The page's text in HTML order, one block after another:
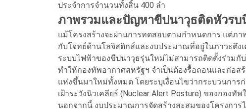
ประจำการจำนวนทั้งสิ้น 400 ลำ
ภาพรวมและปัญหาขีปนาวุธติดหัวรบ
แม้โครงสร้างจะผ่านการทดสอบตามกำหนดการ แต่ภา
กับโจทย์ด้านโลจิสติกส์และงบประมาณที่อยู่ในภาวะตึง
ระบบไฟฟ้าของขีปนาวุธรุ่นใหม่ไม่สามารถติดตั้งร่วมกั
ทำให้กองทัพอากาศสหรัฐฯ จำเป็นต้องรื้อถอนและก่อส
แห่งขึ้นมาใหม่ทั้งหมด โดยระบุเงื่อนไขว่ากระบวนการ
เฝ้าระวังนิวเคลียร์ (Nuclear Alert Posture) ของกองทั
นอกจากนี้ งบประมาณการจัดสร้างสะสมของโครงการ